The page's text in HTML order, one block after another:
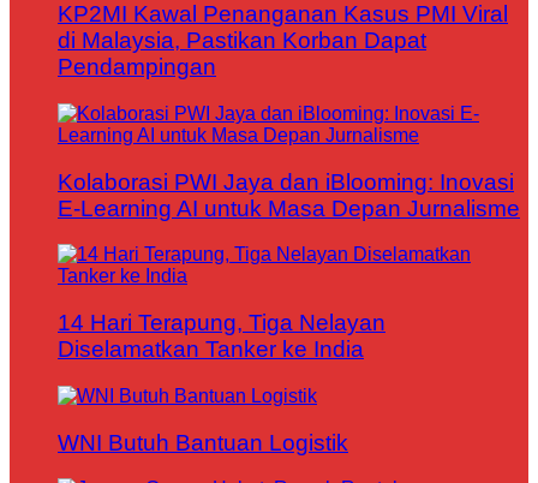
KP2MI Kawal Penanganan Kasus PMI Viral
di Malaysia, Pastikan Korban Dapat
Pendampingan
Kolaborasi PWI Jaya dan iBlooming: Inovasi
E-Learning AI untuk Masa Depan Jurnalisme
14 Hari Terapung, Tiga Nelayan
Diselamatkan Tanker ke India
WNI Butuh Bantuan Logistik